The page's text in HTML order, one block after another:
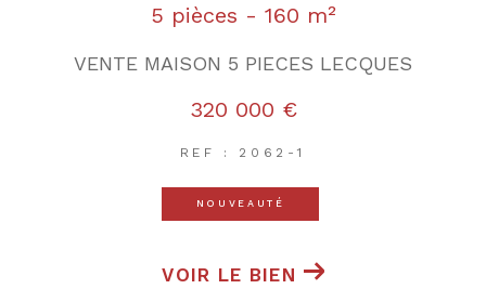
5 pièces - 160 m²
VENTE MAISON 5 PIECES LECQUES
320 000 €
REF : 2062-1
NOUVEAUTÉ
VOIR LE BIEN